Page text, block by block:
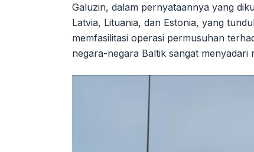
Galuzin, dalam pernyataannya yang
Latvia, Lituania, dan Estonia, yang
memfasilitasi operasi permusuhan
negara-negara Baltik sangat menyadari